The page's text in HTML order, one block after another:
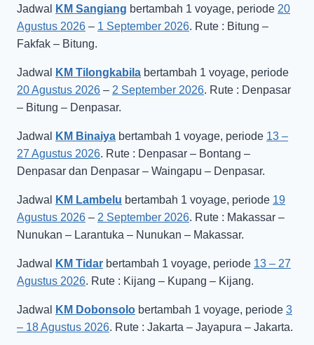
Jadwal KM Sangiang bertambah 1 voyage, periode 20
Agustus 2026 – 1 September 2026. Rute : Bitung –
Fakfak – Bitung.
Jadwal KM Tilongkabila bertambah 1 voyage, periode
20 Agustus 2026 – 2 September 2026. Rute : Denpasar
– Bitung – Denpasar.
Jadwal KM Binaiya bertambah 1 voyage, periode 13 –
27 Agustus 2026. Rute : Denpasar – Bontang –
Denpasar dan Denpasar – Waingapu – Denpasar.
Jadwal KM Lambelu bertambah 1 voyage, periode 19
Agustus 2026 – 2 September 2026. Rute : Makassar –
Nunukan – Larantuka – Nunukan – Makassar.
Jadwal KM Tidar bertambah 1 voyage, periode 13 – 27
Agustus 2026. Rute : Kijang – Kupang – Kijang.
Jadwal KM Dobonsolo bertambah 1 voyage, periode 3
– 18 Agustus 2026. Rute : Jakarta – Jayapura – Jakarta.